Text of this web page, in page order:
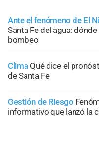
Ante el fenómeno de El
Santa Fe del agua:
bombeo
Clima Qué dice el
de Santa Fe
Gestión de Riesgo
informativo que lanzó la